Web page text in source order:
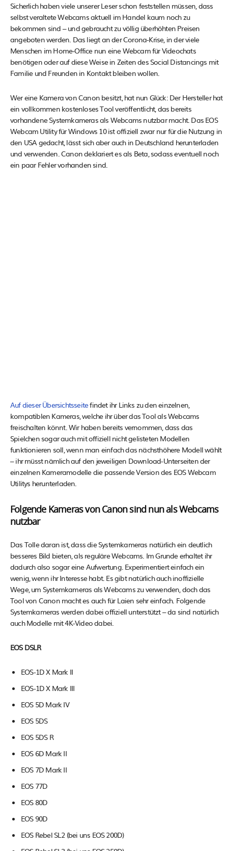
Sicherlich haben viele unserer Leser schon feststellen müssen, dass
selbst veraltete Webcams aktuell im Handel kaum noch zu
bekommen sind – und gebraucht zu völlig überhöhten Preisen
angeboten werden. Das liegt an der Corona-Krise, in der viele
Menschen im Home-Office nun eine Webcam für Videochats
benötigen oder auf diese Weise in Zeiten des Social Distancings mit
Familie und Freunden in Kontakt bleiben wollen.
Wer eine Kamera von Canon besitzt, hat nun Glück: Der Hersteller hat
ein vollkommen kostenloses Tool veröffentlicht, das bereits
vorhandene Systemkameras als Webcams nutzbar macht. Das EOS
Webcam Utility für Windows 10 ist offiziell zwar nur für die Nutzung in
den USA gedacht, lässt sich aber auch in Deutschland herunterladen
und verwenden. Canon deklariert es als Beta, sodass eventuell noch
ein paar Fehler vorhanden sind.
Auf dieser Übersichtsseitefindet ihr Links zu den einzelnen,
kompatiblen Kameras, welche ihr über das Tool als Webcams
freischalten könnt. Wir haben bereits vernommen, dass das
Spielchen sogar auch mit offiziell nicht gelisteten Modellen
funktionieren soll, wenn man einfach das nächsthöhere Modell wählt
– ihr müsst nämlich auf den jeweiligen Download-Unterseiten der
einzelnen Kameramodelle die passende Version des EOS Webcam
Utilitys herunterladen.
Folgende Kameras von Canon sind nun als Webcams
nutzbar
Das Tolle daran ist, dass die Systemkameras natürlich ein deutlich
besseres Bild bieten, als reguläre Webcams. Im Grunde erhaltet ihr
dadurch also sogar eine Aufwertung. Experimentiert einfach ein
wenig, wenn ihr Interesse habt. Es gibt natürlich auch inoffizielle
Wege, um Systemkameras als Webcams zu verwenden, doch das
Tool von Canon macht es auch für Laien sehr einfach. Folgende
Systemkameras werden dabei offiziell unterstützt – da sind natürlich
auch Modelle mit 4K-Video dabei.
EOS DSLR
EOS-1D X Mark II
EOS-1D X Mark III
EOS 5D Mark IV
EOS 5DS
EOS 5DS R
EOS 6D Mark II
EOS 7D Mark II
EOS 77D
EOS 80D
EOS 90D
EOS Rebel SL2 (bei uns EOS 200D)